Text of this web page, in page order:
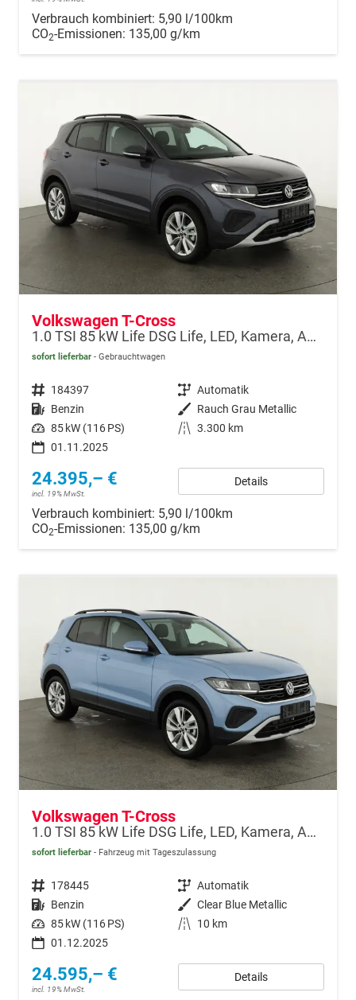
Verbrauch kombiniert: 5,90 l/100km
CO2-Emissionen: 135,00 g/km
Volkswagen T-Cross
1.0 TSI 85 kW Life DSG Life, LED, Kamera, ACC, Side, Winter, 17-Zoll, 3-J. Garantie
sofort lieferbar Gebrauchtwagen
Fahrzeugnr. 184397 Getriebe Automatik
Kraftstoff Benzin Außenfarbe Rauch Grau Metallic
Leistung 85 kW (116 PS) Kilometerstand 3.300 km
01.11.2025
24.395,– €
incl. 19% MwSt.
Details
Verbrauch kombiniert: 5,90 l/100km
CO2-Emissionen: 135,00 g/km
Volkswagen T-Cross
1.0 TSI 85 kW Life DSG Life, LED, Kamera, ACC, Side, Winter, 17-Zoll, 3-J. Garantie
sofort lieferbar Fahrzeug mit Tageszulassung
Fahrzeugnr. 178445 Getriebe Automatik
Kraftstoff Benzin Außenfarbe Clear Blue Metallic
Leistung 85 kW (116 PS) Kilometerstand
10 km
01.12.2025
24.595,– €
incl. 19% MwSt.
Details